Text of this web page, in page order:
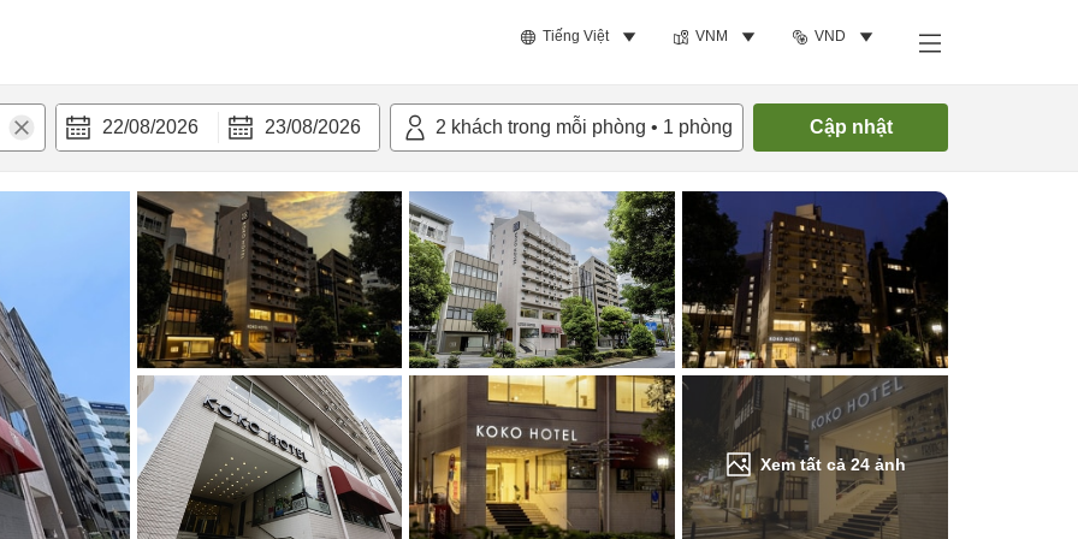
Tiếng Việt VNM VND
22/08/2026 23/08/2026 2 khách trong mỗi phòng • 1 phòng Cập nhật
Xem tất cả24 ảnh
nghi Tìm phòng trống